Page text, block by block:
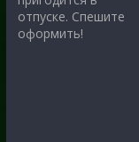
отпуске. Спешите
оформить!